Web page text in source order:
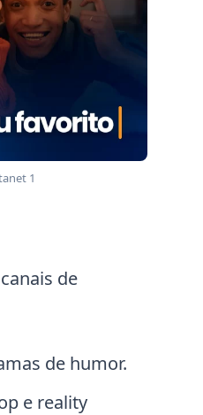
1
de
de humor.
e reality